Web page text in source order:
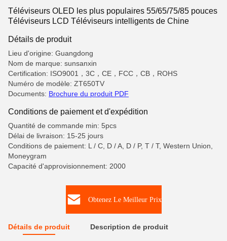
Téléviseurs OLED les plus populaires 55/65/75/85 pouces
Téléviseurs LCD Téléviseurs intelligents de Chine
Détails de produit
Lieu d'origine: Guangdong
Nom de marque: sunsanxin
Certification: ISO9001，3C，CE，FCC，CB，ROHS
Numéro de modèle: ZT650TV
Documents: Brochure du produit PDF
Conditions de paiement et d'expédition
Quantité de commande min: 5pcs
Délai de livraison: 15-25 jours
Conditions de paiement: L / C, D / A, D / P, T / T, Western Union,
Moneygram
Capacité d'approvisionnement: 2000
Obtenez Le Meilleur Prix
Détails de produit Description de produit